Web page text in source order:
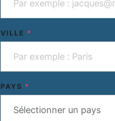
VILLE *
PAYS *
Sélectionner un pays